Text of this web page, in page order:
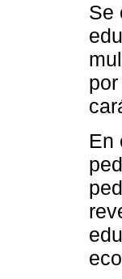
Se
En